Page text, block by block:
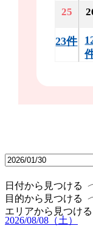
25
23件
日付から見つける
2026/08/08（土）
目的から見つける
エリアから見つける